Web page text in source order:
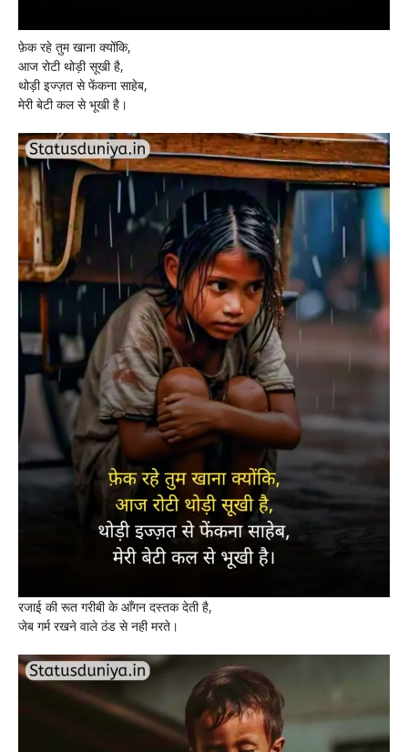
फ़ेक रहे तुम खाना क्योंकि,
आज रोटी थोड़ी सूखी है,
थोड़ी इज्ज़त से फेंकना साहेब,
मेरी बेटी कल से भूखी है।
रजाई की रूत गरीबी के आँगन दस्तक देती है,
जेब गर्म रखने वाले ठंड से नही मरते।